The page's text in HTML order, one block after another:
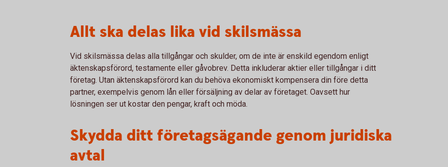
Allt ska delas lika vid skilsmässa
Vid skilsmässa delas alla tillgångar och skulder, om de inte är enskild egendom enligt
äktenskapsförord, testamente eller gåvobrev. Detta inkluderar aktier eller tillgångar i ditt
företag. Utan äktenskapsförord kan du behöva ekonomiskt kompensera din före detta
partner, exempelvis genom lån eller försäljning av delar av företaget. Oavsett hur
lösningen ser ut kostar den pengar, kraft och möda.
Skydda ditt företagsägande genom juridiska
avtal